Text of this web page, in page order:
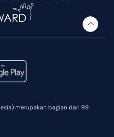
merupakan bagian dari 99